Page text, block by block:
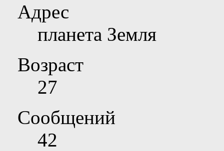
Адрес
планета Земля
Возраст
27
Сообщений
42